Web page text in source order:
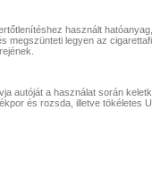
használt
megszünteti legyen az
autóját a használat során
és rozsda, illetve tökéletes